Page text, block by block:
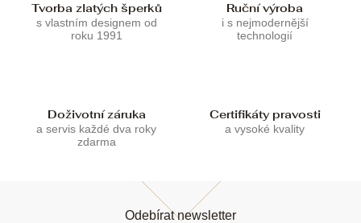
Tvorba zlatých šperků
s vlastním designem od
roku 1991
Ruční výroba
i s nejmodernější
technologií
Doživotní záruka
a servis každé dva roky
zdarma
Certifikáty pravosti
a vysoké kvality
Odebírat newsletter